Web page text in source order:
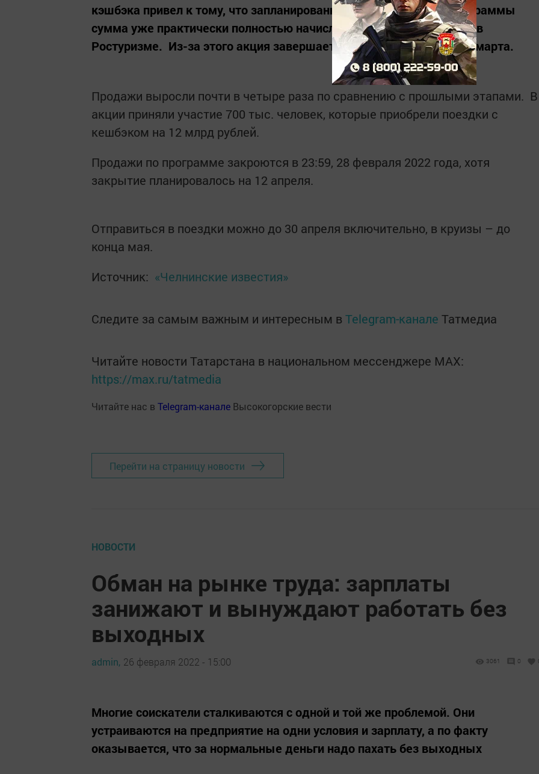
кэшбэка привел к тому, что запланированная на текущий этап программы
сумма уже практически полностью начислена туристам, сообщили в
Ростуризме. Из-за этого акция завершается досрочно, в ночь на 1 марта.
Продажи выросли почти в четыре раза по сравнению с прошлыми этапами. В
акции приняли участие 700 тыс. человек, которые приобрели поездки с
кешбэком на 12 млрд рублей.
Продажи по программе закроются в 23:59, 28 февраля 2022 года, хотя
закрытие планировалось на 12 апреля.
Отправиться в поездки можно до 30 апреля включительно, в круизы – до
конца мая.
Источник: «Челнинские известия»
Следите за самым важным и интересным в Telegram-канале Татмедиа
Читайте новости Татарстана в национальном мессенджере MАХ:
https://max.ru/tatmedia
Читайте нас в Telegram-канале Высокогорские вести
Перейти на страницу новости
НОВОСТИ
Обман на рынке труда: зарплаты
занижают и вынуждают работать без
выходных
admin, 26 февраля 2022 - 15:00 3061 0
Многие соискатели сталкиваются с одной и той же проблемой. Они
устраиваются на предприятие на одни условия и зарплату, а по факту
оказывается, что за нормальные деньги надо пахать без выходных